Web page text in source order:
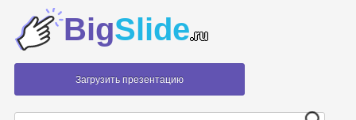
BigSlide.ru
Загрузить презентацию